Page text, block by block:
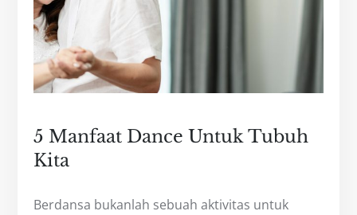
5 Manfaat Dance Untuk Tubuh
Kita
Berdansa bukanlah sebuah aktivitas untuk